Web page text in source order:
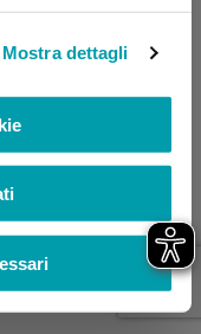
Mostra dettagli